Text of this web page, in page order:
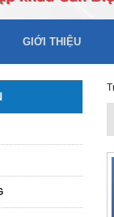
GIỚI THIỆU